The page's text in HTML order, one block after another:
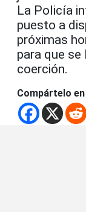
La Policía
puesto a
próximas
para que
coerción.
Compártelo